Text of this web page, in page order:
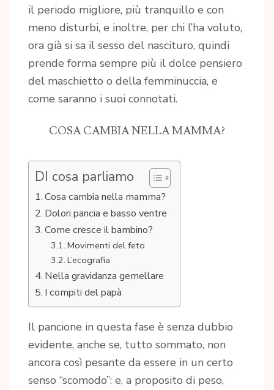
il periodo migliore, più tranquillo e con
meno disturbi, e inoltre, per chi l’ha voluto,
ora già si sa il sesso del nascituro, quindi
prende forma sempre più il dolce pensiero
del maschietto o della femminuccia, e
come saranno i suoi connotati.
COSA CAMBIA NELLA MAMMA?
DI cosa parliamo
Cosa cambia nella mamma?
Dolori pancia e basso ventre
Come cresce il bambino?
Movimenti del feto
L’ecografia
Nella gravidanza gemellare
I compiti del papà
Il pancione in questa fase è senza dubbio
evidente, anche se, tutto sommato, non
ancora così pesante da essere in un certo
senso “scomodo”: e, a proposito di peso,